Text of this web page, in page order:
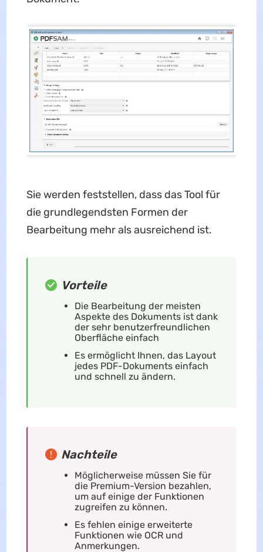
Sie werden feststellen, dass das Tool für
die grundlegendsten Formen der
Bearbeitung mehr als ausreichend ist.
Vorteile
Die Bearbeitung der meisten
Aspekte des Dokuments ist dank
der sehr benutzerfreundlichen
Oberfläche einfach
Es ermöglicht Ihnen, das Layout
jedes PDF-Dokuments einfach
und schnell zu ändern.
Nachteile
Möglicherweise müssen Sie für
die Premium-Version bezahlen,
um auf einige der Funktionen
zugreifen zu können.
Es fehlen einige erweiterte
Funktionen wie OCR und
Anmerkungen.